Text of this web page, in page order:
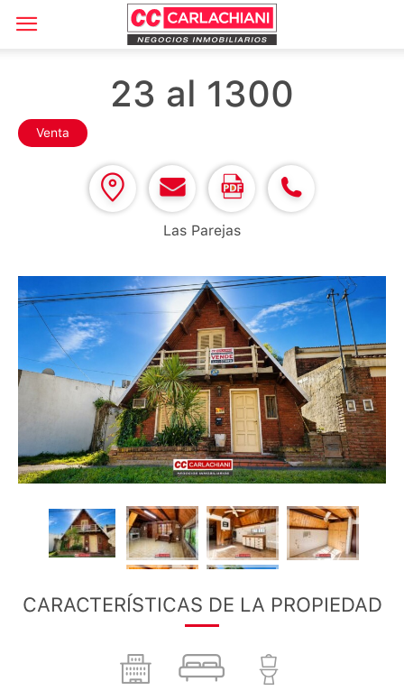
23 al 1300
Venta
Las Parejas
CARACTERÍSTICAS DE LA PROPIEDAD